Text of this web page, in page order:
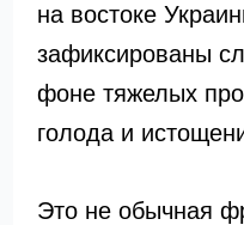
на востоке
зафиксированы
фоне тяжелых
голода и
Это не обычная